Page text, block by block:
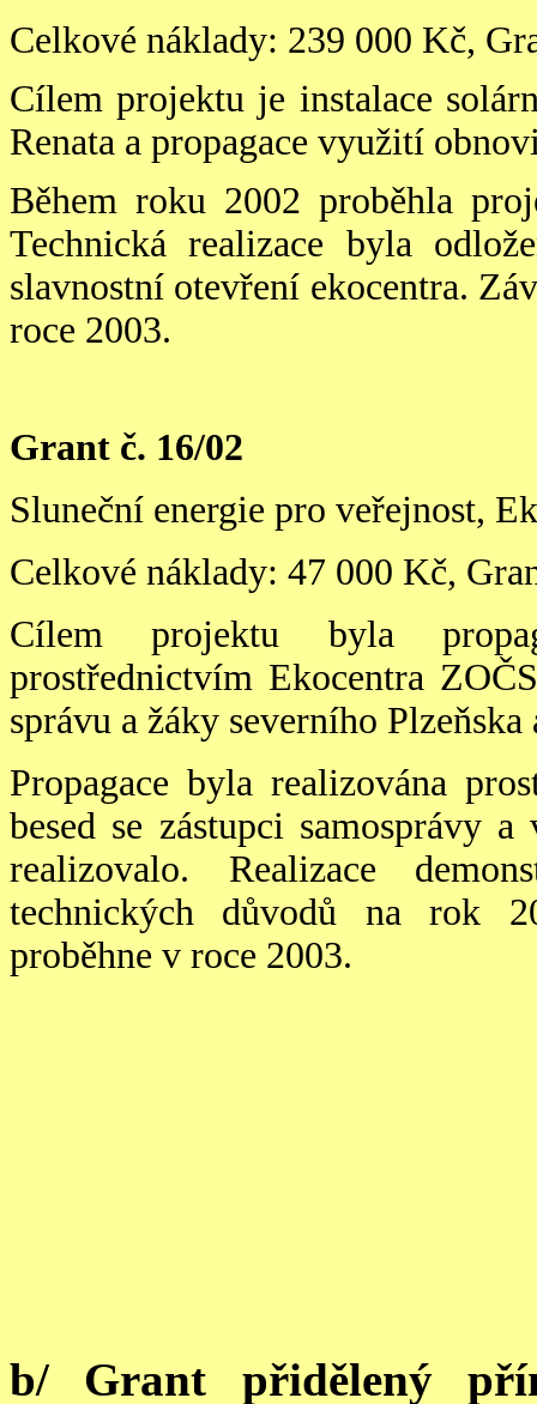
Celkové náklady: 239 000 Kč,
Cílem projektu je instalace
Renata a propagace využití
Během roku 2002 proběhla
Technická realizace byla
slavnostní otevření ekocentra.
roce 2003.
Grant č. 16/02
Sluneční energie pro veřejnost,
Celkové náklady: 47 000 Kč,
Cílem projektu byla
prostřednictvím Ekocentra
správu a žáky severního
Propagace byla realizována
besed se zástupci samosprávy
realizovalo. Realizace
technických důvodů na rok
proběhne v roce 2003.
b/ Grant přidělený